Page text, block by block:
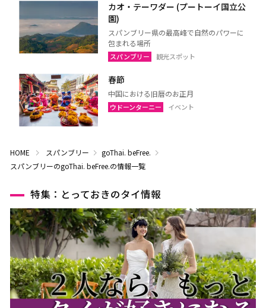
カオ・テーワダー (プートーイ国立公
園)
スパンブリー県の最高峰で自然のパワーに
包まれる場所
スパンブリー 観光スポット
春節
中国における旧暦のお正月
ウドーンターニー イベント
HOME スパンブリー
goThai. beFree.
スパンブリーのgoThai. beFree.の情報一覧
特集：とっておきのタイ情報